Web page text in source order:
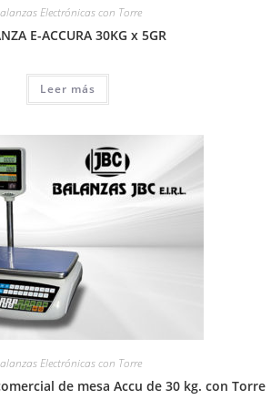
Electrónicas con Torre
E-ACCURA 30KG x 5GR
Leer más
Electrónicas con Torre
de mesa Accu de 30 kg. con Torre